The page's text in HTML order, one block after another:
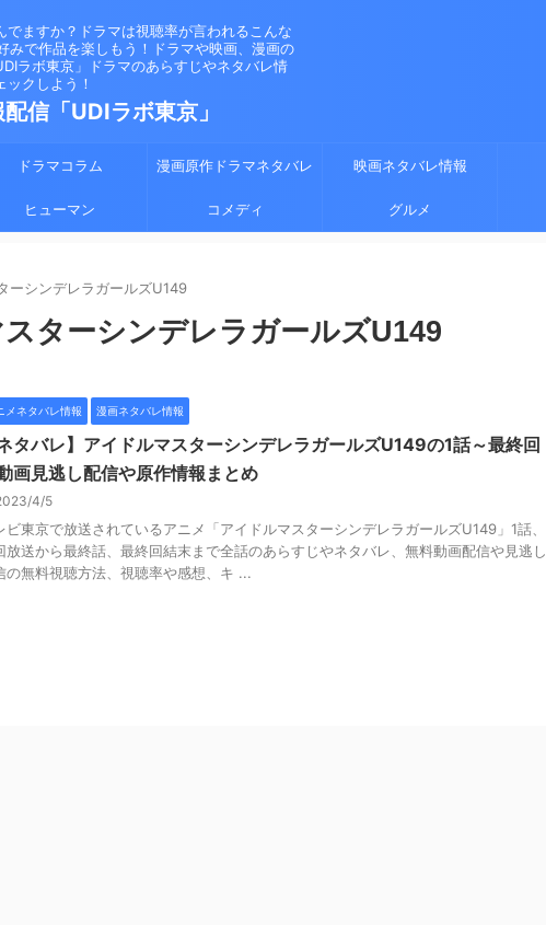
でますか？ドラマは視聴率が言われるこんな
みで作品を楽しもう！ドラマや映画、漫画の
ラボ東京」ドラマのあらすじやネタバレ情
クしよう！
信「UDIラボ東京」
ドラマコラム 漫画原作ドラマネタバレ 映画ネタバレ情報
ヒューマン コメディ グルメ
ーシンデレラガールズU149
ターシンデレラガールズU149
メネタバレ情報 漫画ネタバレ情報
ネタバレ】アイドルマスターシンデレラガールズU149の1話～最終回
画見逃し配信や原作情報まとめ
4/5
ビ東京で放送されているアニメ「アイドルマスターシンデレラガールズU149」1話、
放送から最終話、最終回結末まで全話のあらすじやネタバレ、無料動画配信や見逃し
の無料視聴方法、視聴率や感想、キ ...